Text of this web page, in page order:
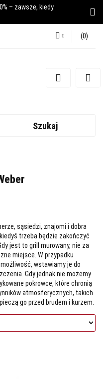
– zawsze, kiedy
Zarejestruj się
(0)
Szukaj
sąsiedzi, znajomi i dobra
trzeba będzie zakończyć
jest to grill murowany, nie za
miejsce. W przypadku
wstawiamy je do
Gdy jednak nie możemy
pokrowce, które chronią
atmosferycznych, takich
go przed brudem i kurzem.